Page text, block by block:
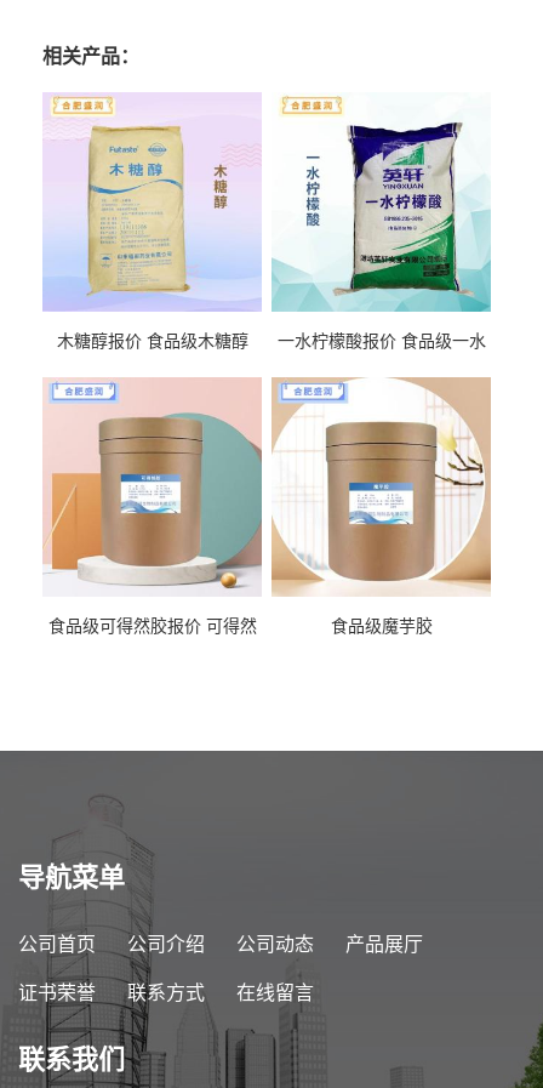
相关产品：
木糖醇报价 食品级木糖醇
一水柠檬酸报价 食品级一水
食品级可得然胶报价 可得然
食品级魔芋胶
导航菜单
公司首页 公司介绍 公司动态 产品展厅
证书荣誉 联系方式 在线留言
联系我们